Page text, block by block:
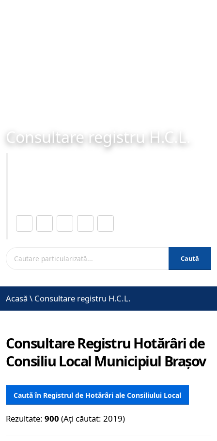
Consultare registru H.C.L.
Caută
Acasă \ Consultare registru H.C.L.
Consultare Registru Hotărâri de
Consiliu Local Municipiul Brașov
Caută în Registrul de Hotărâri ale Consiliului Local
Rezultate: 900 (Ați căutat: 2019)